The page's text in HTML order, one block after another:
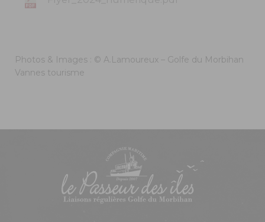
Photos & Images : © A.Lamoureux – Golfe du Morbihan
Vannes tourisme